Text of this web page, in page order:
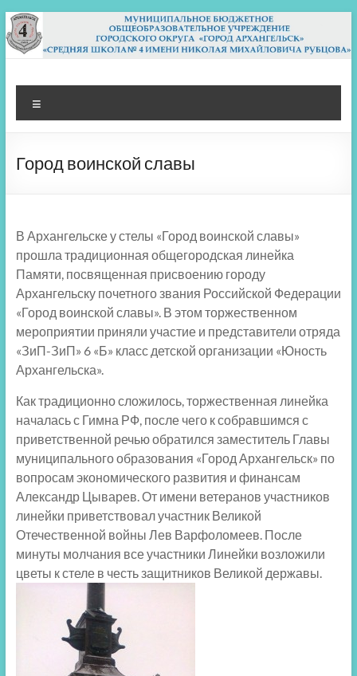
Перейти
к
содержимому
МБОУ СШ 4
Архангельск
Город воинской славы
В Архангельске у стелы «Город воинской славы»
прошла традиционная общегородская линейка
Памяти, посвященная присвоению городу
Архангельску почетного звания Российской Федерации
«Город воинской славы». В этом торжественном
мероприятии приняли участие и представители отряда
«ЗиП-ЗиП» 6 «Б» класс детской организации «Юность
Архангельска».
Как традиционно сложилось, торжественная линейка
началась с Гимна РФ, после чего к собравшимся с
приветственной речью обратился заместитель Главы
муниципального образования «Город Архангельск» по
вопросам экономического развития и финансам
Александр Цыварев. От имени ветеранов участников
линейки приветствовал участник Великой
Отечественной войны Лев Варфоломеев. После
минуты молчания все участники Линейки возложили
цветы к стеле в честь защитников Великой державы.